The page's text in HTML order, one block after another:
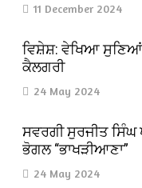
11 December 2024
ਵਿਸ਼ੇਸ਼: ਵੇਖਿਆ
ਕੈਲਗਰੀ
24 May 2024
ਸਵਰਗੀ ਸੁਰਜੀਤ ਸਿੰਘ
ਭੋਗਲ “ਭਾਖੜੀਆਣਾ”
24 May 2024